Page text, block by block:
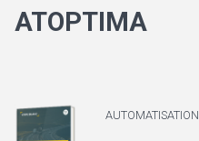
ATOPTIMA
AUTOMATISATION